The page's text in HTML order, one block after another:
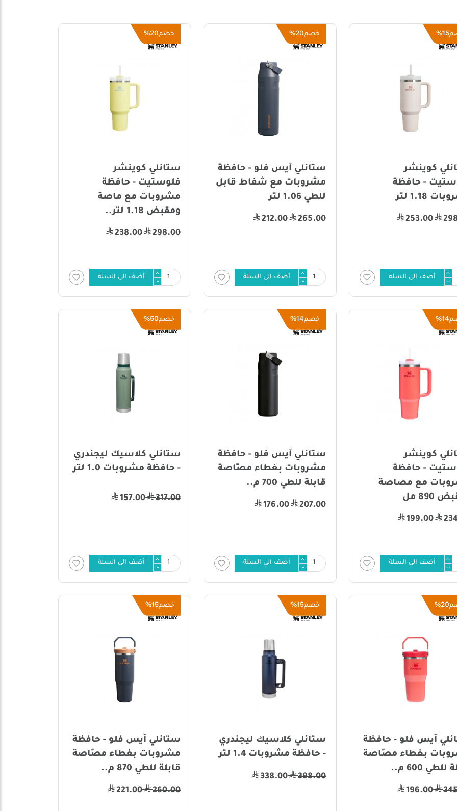
15%
كوينشر
- حافظة
1.18 لتر
253.00
أضف الى السلة
خصم20%
ستانلي آيس فلو - حافظة
مشروبات مع شفاط قابل
للطي 1.06 لتر
265.00
212.00
أضف الى السلة
خصم20%
ستانلي كوينشر
فلوستيت - حافظة
مشروبات مع ماصة
ومقبض 1.18 لتر..
298.00
238.00
أضف الى السلة
14%
كوينشر
- حافظة
مع مصاصة
890 مل
199.00
أضف الى السلة
خصم14%
ستانلي آيس فلو - حافظة
مشروبات بغطاء مصّاصة
قابلة للطي 700 م..
207.00
176.00
أضف الى السلة
خصم50%
ستانلي كلاسيك ليجندري
- حافظة مشروبات 1.0 لتر
317.00
157.00
أضف الى السلة
20%
آيس فلو - حافظة
بغطاء مصّاصة
للطي 600 م..
196.00
خصم15%
ستانلي كلاسيك ليجندري
- حافظة مشروبات 1.4 لتر
398.00
338.00
خصم15%
ستانلي آيس فلو - حافظة
مشروبات بغطاء مصّاصة
قابلة للطي 870 م..
260.00
221.00